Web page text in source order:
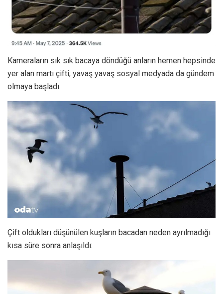
Kameraların sık sık bacaya döndüğü anların hemen hepsinde
yer alan martı çifti, yavaş yavaş sosyal medyada da gündem
olmaya başladı.
Çift oldukları düşünülen kuşların bacadan neden ayrılmadığı
kısa süre sonra anlaşıldı: